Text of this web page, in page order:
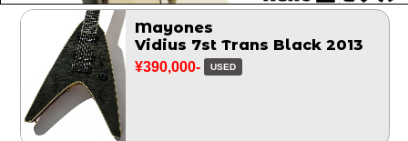
Mayones
Vidius 7st Trans Black 2013
¥390,000- USED